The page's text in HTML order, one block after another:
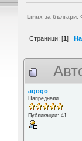
Linux за българи:
Страници: [1]
agogo
Напреднали
Публикации: 41